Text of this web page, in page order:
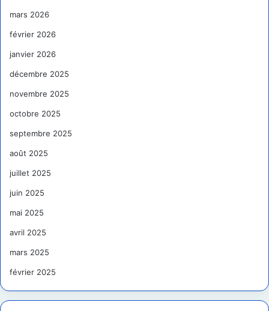
mars 2026
février 2026
janvier 2026
décembre 2025
novembre 2025
octobre 2025
septembre 2025
août 2025
juillet 2025
juin 2025
mai 2025
avril 2025
mars 2025
février 2025